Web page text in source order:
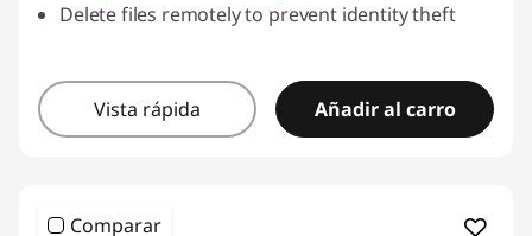
Delete files remotely to prevent identity theft
Vista rápida Añadir al carro
Comparar